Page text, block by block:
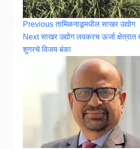
Previousतामिळनाडूमधील साखर उद्योग
Nextसाखर उद्योग लवकरच ऊर्जा क्षेत्रात
शुगरचे विजय बंका